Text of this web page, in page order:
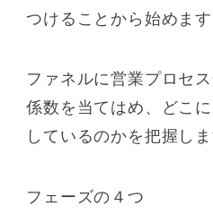
つけることから始めます
ファネルに営業プロセ
係数を当てはめ、どこ
しているのかを把握しま
フェーズの４つ